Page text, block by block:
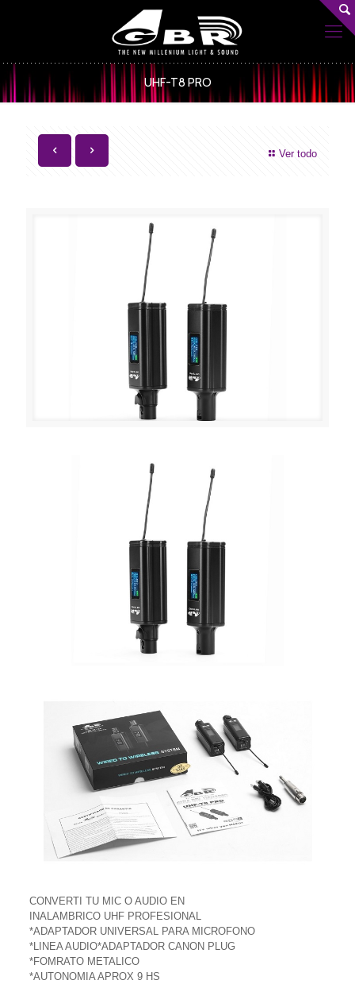
UHF-T8 PRO
Ver todo
CONVERTI TU MIC O AUDIO EN
INALAMBRICO UHF PROFESIONAL
*ADAPTADOR UNIVERSAL PARA MICROFONO
*LINEA AUDIO*ADAPTADOR CANON PLUG
*FOMRATO METALICO
*AUTONOMIA APROX 9 HS